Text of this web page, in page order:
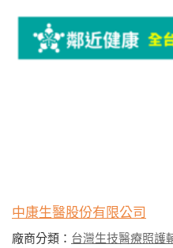
中康生醫股份有限公司
廠商分類： 台灣生技醫療照護